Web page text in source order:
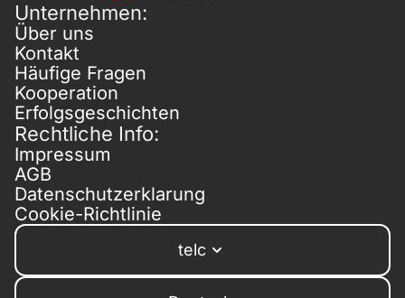
Unternehmen:
Über uns
Kontakt
Häufige Fragen
Kooperation
Erfolgsgeschichten
Rechtliche Info:
Impressum
AGB
Datenschutzerklarung
Cookie-Richtlinie
telc